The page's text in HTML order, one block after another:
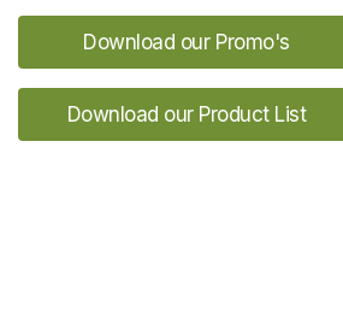
Download our Promo's
Download our Product List